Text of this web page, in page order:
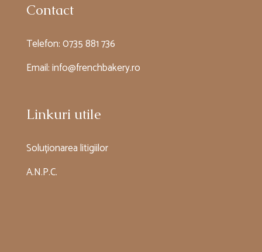
Contact
Telefon:0735 881 736
Email:info@frenchbakery.ro
Linkuri utile
Soluționarea litigiilor
A.N.P.C.